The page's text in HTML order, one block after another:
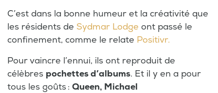
C’est dans la bonne humeur et la créativité que
les résidents de Sydmar Lodge ont passé le
confinement, comme le relate Positivr.
Pour vaincre l’ennui, ils ont reproduit de
célèbres pochettes d’albums. Et il y en a pour
tous les goûts : Queen, Michael